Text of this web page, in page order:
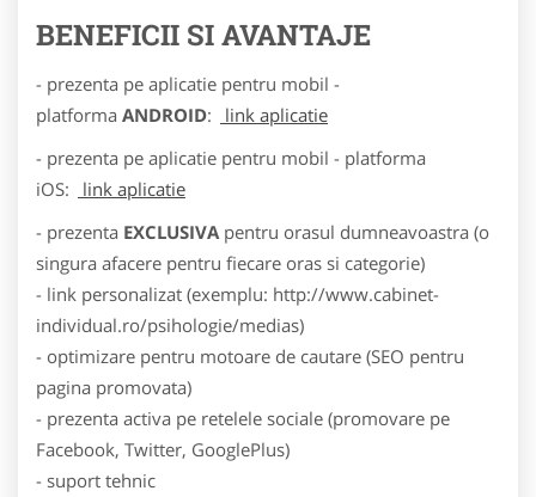
BENEFICII SI AVANTAJE
- prezenta pe aplicatie pentru mobil -
platforma ANDROID:
link aplicatie
- prezenta pe aplicatie pentru mobil - platforma
iOS:
link aplicatie
- prezenta EXCLUSIVA pentru orasul dumneavoastra (o
singura afacere pentru fiecare oras si categorie)
- link personalizat (exemplu: http://www.cabinet-
individual.ro/psihologie/medias)
- optimizare pentru motoare de cautare (SEO pentru
pagina promovata)
- prezenta activa pe retelele sociale (promovare pe
Facebook, Twitter, GooglePlus)
- suport tehnic